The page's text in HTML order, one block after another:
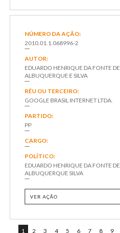
NÚMERO DA AÇÃO:
2010.01.1.068996-2
AUTOR:
EDUARDO HENRIQUE DA FONTE DE
ALBUQUERQUE E SILVA
RÉU OU TERCEIRO:
GOOGLE BRASIL INTERNET LTDA.
PARTIDO:
PP
CARGO:
POLÍTICO:
EDUARDO HENRIQUE DA FONTE DE
ALBUQUERQUE SILVA
VER AÇÃO
1 2 3 4 5 6 7 8 9